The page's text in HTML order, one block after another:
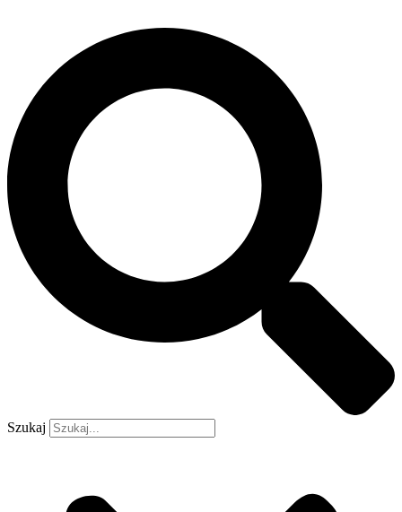
Szukaj